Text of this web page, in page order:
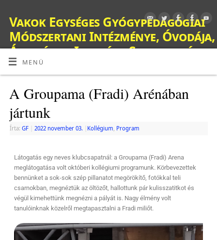
Vakok Egységes Gyógypedagógiai
Módszertani Intézménye, Óvodája,
Általános Iskolája, Szakiskolája,
Készségfejlesztő Iskolája, Fejlesztő
Nevelés-Oktatást Végző Iskolája,
Kollégiuma és Gyermekotthona
OM: 038428
MENÜ
A Groupama (Fradi) Arénában
jártunk
Írta: GF 2022 november 03. Kollégium Program
Látogatás egy neves klubcsapatnál: a Groupama (Fradi) Arena
meglátogatása volt októberi kollégiumi programunk. Körbevezettek
bennünket a sok-sok szép pillanatot megörökítő, fotókkal teli
csarnokban, megnéztük az öltözőt, hallottunk pár kulisszatitkot és
végül kimehettünk megnézni a pályát is. Nagy élmény volt
tanulóinknak közelről megtapasztalni a Fradi miliőt.